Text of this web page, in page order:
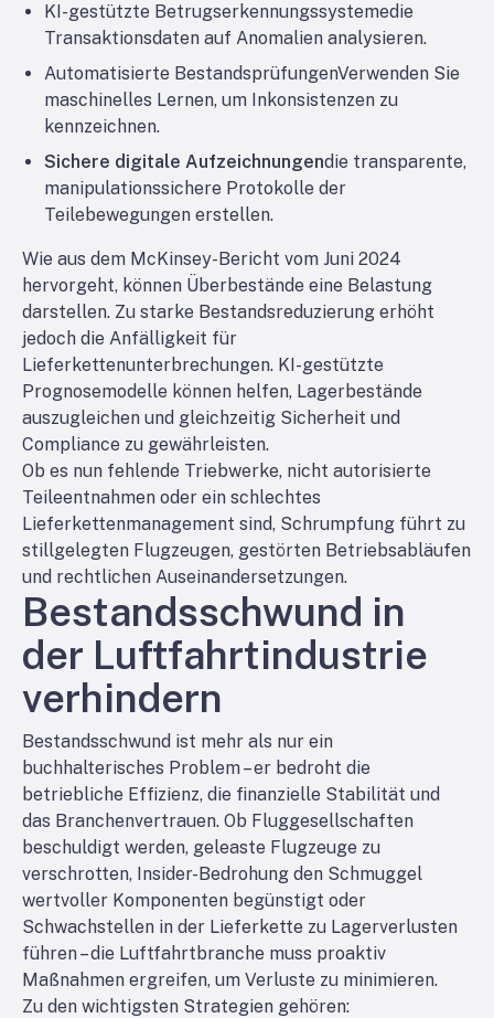
KI-gestützte Betrugserkennungssystemedie
Transaktionsdaten auf Anomalien analysieren.
Automatisierte BestandsprüfungenVerwenden Sie
maschinelles Lernen, um Inkonsistenzen zu
kennzeichnen.
Sichere digitale Aufzeichnungendie transparente,
manipulationssichere Protokolle der
Teilebewegungen erstellen.
Wie aus dem McKinsey-Bericht vom Juni 2024
hervorgeht, können Überbestände eine Belastung
darstellen. Zu starke Bestandsreduzierung erhöht
jedoch die Anfälligkeit für
Lieferkettenunterbrechungen. KI-gestützte
Prognosemodelle können helfen, Lagerbestände
auszugleichen und gleichzeitig Sicherheit und
Compliance zu gewährleisten.
Ob es nun fehlende Triebwerke, nicht autorisierte
Teileentnahmen oder ein schlechtes
Lieferkettenmanagement sind, Schrumpfung führt zu
stillgelegten Flugzeugen, gestörten Betriebsabläufen
und rechtlichen Auseinandersetzungen.
Bestandsschwund in
der Luftfahrtindustrie
verhindern
Bestandsschwund ist mehr als nur ein
buchhalterisches Problem – er bedroht die
betriebliche Effizienz, die finanzielle Stabilität und
das Branchenvertrauen. Ob Fluggesellschaften
beschuldigt werden, geleaste Flugzeuge zu
verschrotten, Insider-Bedrohung den Schmuggel
wertvoller Komponenten begünstigt oder
Schwachstellen in der Lieferkette zu Lagerverlusten
führen – die Luftfahrtbranche muss proaktiv
Maßnahmen ergreifen, um Verluste zu minimieren.
Zu den wichtigsten Strategien gehören: